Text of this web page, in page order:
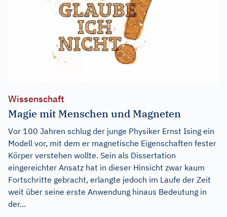
Wissenschaft
Magie mit Menschen und Magneten
Vor 100 Jahren schlug der junge Physiker Ernst Ising ein
Modell vor, mit dem er magnetische Eigenschaften fester
Körper verstehen wollte. Sein als Dissertation
eingereichter Ansatz hat in dieser Hinsicht zwar kaum
Fortschritte gebracht, erlangte jedoch im Laufe der Zeit
weit über seine erste Anwendung hinaus Bedeutung in
der...